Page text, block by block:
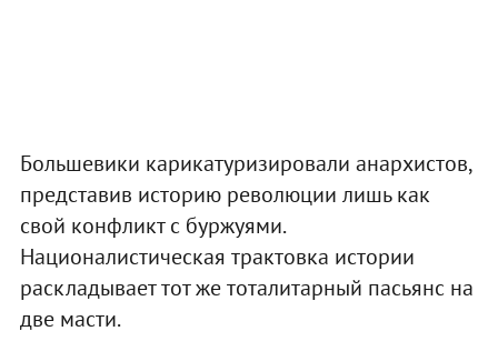
Большевики карикатуризировали анархистов,
представив историю революции лишь как
свой конфликт с буржуями.
Националистическая трактовка истории
раскладывает тот же тоталитарный пасьянс на
две масти.